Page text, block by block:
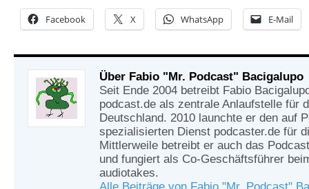
Facebook X WhatsApp E-Mail
Über Fabio "Mr. Podcast" Bacigalupo
Seit Ende 2004 betreibt Fabio
podcast.de als zentrale Anlaufstelle für
Deutschland. 2010 launchte er den auf
spezialisierten Dienst podcaster.de für
Mittlerweile betreibt er auch das
und fungiert als Co-Geschäftsführer
audiotakes.